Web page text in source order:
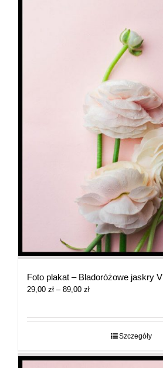
Foto plakat – Bladoróżowe jaskry V
29,00 zł – 89,00 złZakres
29,00 zł
Szczegóły